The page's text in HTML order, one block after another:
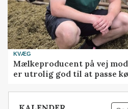
KVÆG
Mælkeproducent på vej mod
er utrolig god til at passe